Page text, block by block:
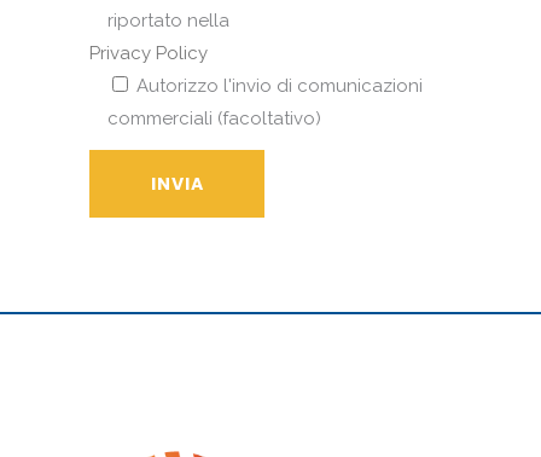
riportato nella
Privacy Policy
Autorizzo l'invio di comunicazioni
commerciali (facoltativo)